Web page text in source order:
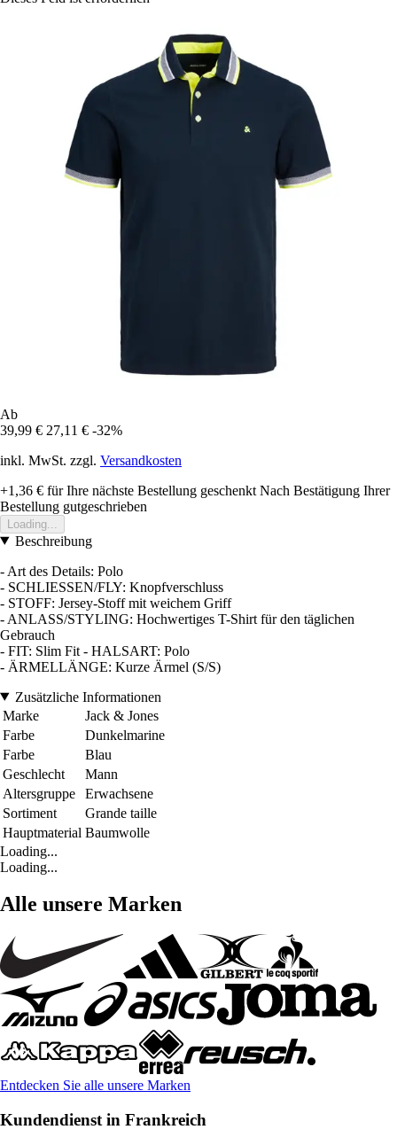
Ab
39,99 € 27,11 € -32%
inkl. MwSt. zzgl. Versandkosten
+1,36 € für Ihre nächste Bestellung geschenkt Nach Bestätigung Ihrer
Bestellung gutgeschrieben
Loading...
Beschreibung
- Art des Details: Polo
- SCHLIESSEN/FLY: Knopfverschluss
- STOFF: Jersey-Stoff mit weichem Griff
- ANLASS/STYLING: Hochwertiges T-Shirt für den täglichen
Gebrauch
- FIT: Slim Fit - HALSART: Polo
- ÄRMELLÄNGE: Kurze Ärmel (S/S)
Zusätzliche Informationen
Marke
Jack & Jones
Farbe
Dunkelmarine
Farbe
Blau
Geschlecht
Mann
Altersgruppe
Erwachsene
Sortiment
Grande taille
Hauptmaterial Baumwolle
Loading...
Loading...
Alle unsere Marken
Entdecken Sie alle unsere Marken
Kundendienst in Frankreich